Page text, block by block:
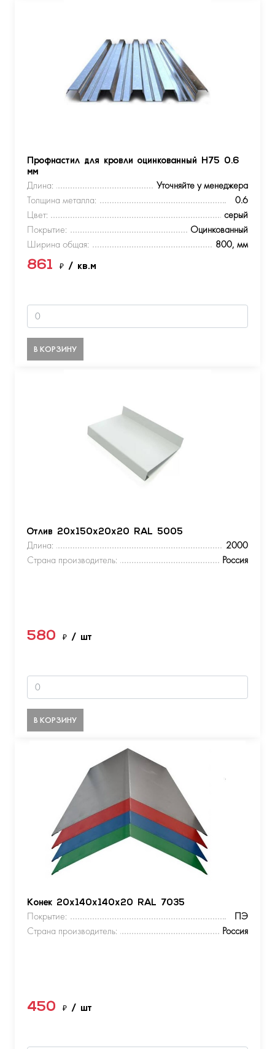
Профнастил для кровли оцинкованный Н75 0.6
мм
Длина:
Уточняйте у менеджера
Толщина металла:
0.6
Цвет:
серый
Покрытие:
Оцинкованный
Ширина общая:
800, мм
861 ₽ / кв.м
В КОРЗИНУ
Отлив 20х150х20х20 RAL 5005
Длина:
2000
Страна производитель:
Россия
580 ₽ / шт
В КОРЗИНУ
Конек 20х140х140х20 RAL 7035
Покрытие:
ПЭ
Страна производитель:
Россия
450 ₽ / шт